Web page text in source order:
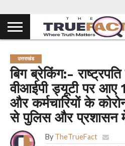
उत्तराखंड
बिग ब्रेकिंग:-
वीआईपी ड्यूटी पर आए
और कर्मचारियों के
से पुलिस और प्रशासन
By TheTrueFact